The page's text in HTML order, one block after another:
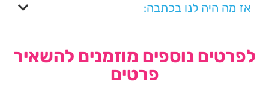
אז מה היה לנו בכתבה:
לפרטים נוספים מוזמנים להשאיר
פרטים